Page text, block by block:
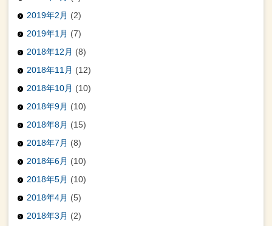
2019年2月 (2)
2019年1月 (7)
2018年12月 (8)
2018年11月 (12)
2018年10月 (10)
2018年9月 (10)
2018年8月 (15)
2018年7月 (8)
2018年6月 (10)
2018年5月 (10)
2018年4月 (5)
2018年3月 (2)